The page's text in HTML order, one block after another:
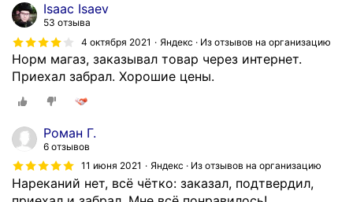
Isaac Isaev
53 отзыва
4 октября 2021
Яндекс · Из отзывов на организацию
Норм магаз, заказывал товар через интернет.
Приехал забрал. Хорошие цены.
Роман Г.
6 отзывов
11 июня 2021
Яндекс · Из отзывов на организацию
Нареканий нет, всё чётко: заказал, подтвердил,